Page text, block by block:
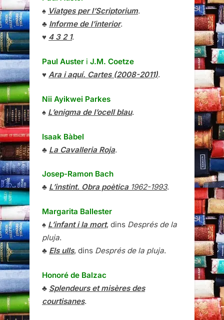
♠ Viatges per l’Scriptorium.
♣ Informe de l’interior.
♥ 4 3 2 1.
Paul Auster i J.M. Coetze
♥ Ara i aquí. Cartes (2008-2011).
Nii Ayikwei Parkes
♠ L’enigma de l’ocell blau.
Isaak Bàbel
♣ La Cavalleria Roja.
Josep-Ramon Bach
♣ L’instint. Obra poètica1962-1993.
Margarita Ballester
♠ L’infant i la mort, dins Després de la
pluja.
♣ Els ulls, dins Després de la pluja.
Honoré de Balzac
♣ Splendeurs et misères des
courtisanes.